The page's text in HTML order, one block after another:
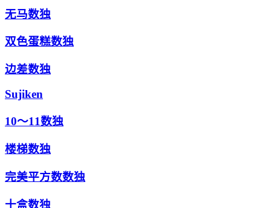
无马数独
双色蛋糕数独
边差数独
Sujiken
10～11数独
楼梯数独
完美平方数数独
十盒数独